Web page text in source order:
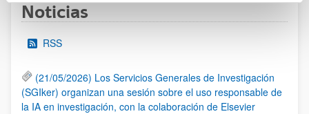
Noticias
RSS
(21/05/2026) Los Servicios Generales de Investigación
(SGIker) organizan una sesión sobre el uso responsable de
la IA en investigación, con la colaboración de Elsevier